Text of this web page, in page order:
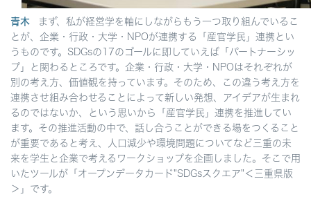
青木
まず、私が経営学を軸にしながらもう一つ取り組んでいるこ
とが、企業・行政・大学・NPOが連携する「産官学民」連携とい
うものです。SDGsの17のゴールに即していえば「パートナーシッ
プ」と関わるところです。企業・行政・大学・NPOはそれぞれが
別の考え方、価値観を持っています。そのため、この違う考え方を
連携させ組み合わせることによって新しい発想、アイデアが生まれ
るのではないか、という思いから「産官学民」連携を推進してい
ます。その推進活動の中で、話し合うことができる場をつくること
が重要であると考え、人口減少や環境問題についてなど三重の未
来を学生と企業で考えるワークショップを企画しました。そこで用
いたツールが「オープンデータカード"SDGsスクエア"＜三重県版
＞」です。